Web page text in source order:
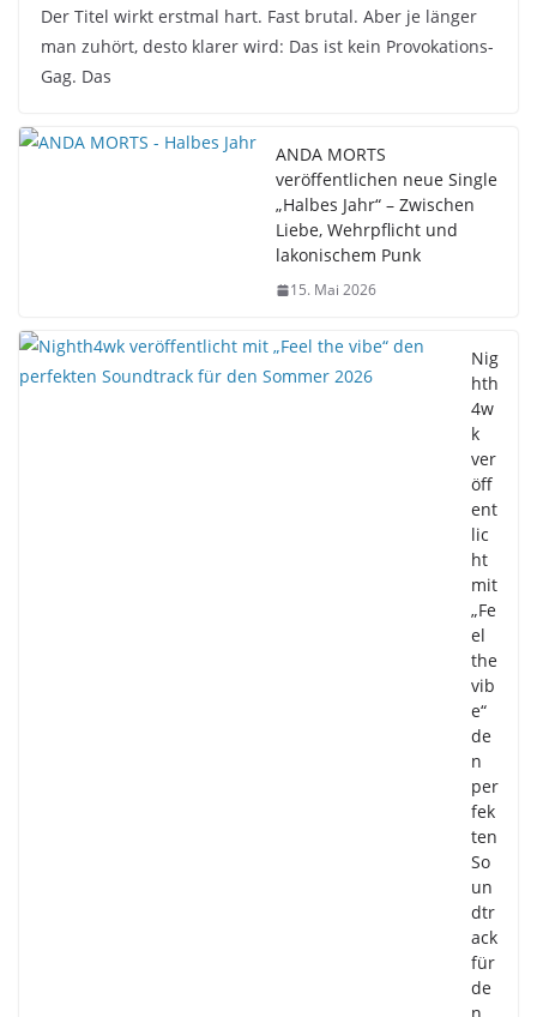
Der Titel wirkt erstmal hart. Fast brutal. Aber je länger
man zuhört, desto klarer wird: Das ist kein Provokations-
Gag. Das
ANDA MORTS
veröffentlichen neue Single
„Halbes Jahr“ – Zwischen
Liebe, Wehrpflicht und
lakonischem Punk
15. Mai 2026
Nig
hth
4w
k
ver
öff
ent
lic
ht
mit
„Fe
el
the
vib
e“
de
n
per
fek
ten
So
un
dtr
ack
für
de